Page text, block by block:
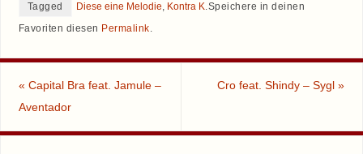
Tagged Diese eine Melodie, Kontra K.Speichere in deinen
Favoriten diesen Permalink.
« Capital Bra feat. Jamule –
Aventador
Cro feat. Shindy – Sygl»